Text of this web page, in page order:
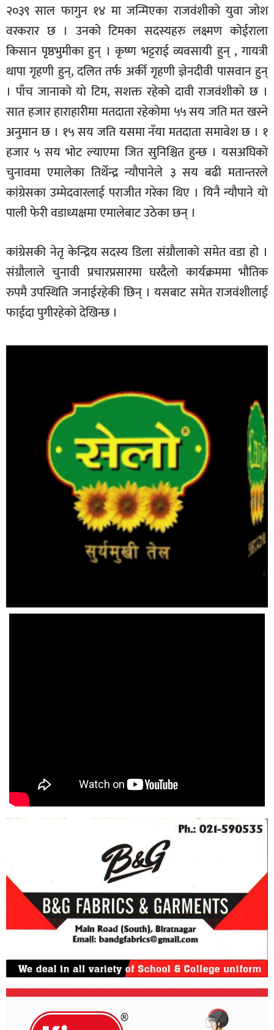
२०३९ साल फागुन १४ मा जन्मिएका राजवंशीको युवा जोश
वरकरार छ । उनको टिमका सदस्यहरु लक्ष्मण कोईराला
किसान पृष्ठभुमीका हुन् । कृष्ण भट्टराई व्यवसायी हुन् , गायत्री
थापा गृहणी हुन्, दलित तर्फ अर्की गृहणी ज्ञेनदीवी पासवान हुन्
। पाँच जानाको यो टिम, सशक्त रहेको दावी राजवंशीको छ ।
सात हजार हाराहारीमा मतदाता रहेकोमा ५५ सय जति मत खस्ने
अनुमान छ । १५ सय जति यसमा नँया मतदाता समावेश छ । १
हजार ५ सय भोट ल्याएमा जित सुनिश्चित हुन्छ । यसअघिको
चुनावमा एमालेका तिर्थेन्द्र न्यौपानेले ३ सय बढी मतान्तरले
कांग्रेसका उम्मेदवारलाई पराजीत गरेका थिए । यिनै न्यौपाने यो
पाली फेरी वडाध्यक्षमा एमालेबाट उठेका छन् ।
कांग्रेसकी नेतृ केन्द्रिय सदस्य डिला संग्रौलाको समेत वडा हो ।
संग्रौलाले चुनावी प्रचारप्रसारमा घरदैलो कार्यक्रममा भौतिक
रुपमै उपस्थिति जनाईरहेकी छिन् । यसबाट समेत राजवंशीलाई
फाईदा पुगीरहेको देखिन्छ ।